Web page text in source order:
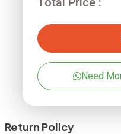
Need
Return Policy